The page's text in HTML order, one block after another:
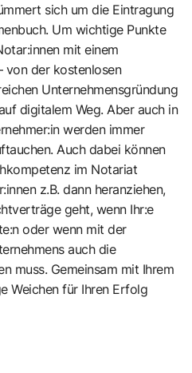
sich um die Eintragung
Um wichtige Punkte
mit einem
von der kostenlosen
Unternehmensgründung
digitalem Weg. Aber auch in
werden immer
Auch dabei können
im Notariat
z.B. dann heranziehen,
geht, wenn Ihr:e
oder wenn mit der
auch die
muss. Gemeinsam mit Ihrem
Weichen für Ihren Erfolg